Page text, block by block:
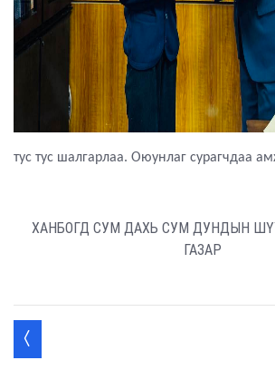
тус тус шалгарлаа. Оюунлаг сурагчдаа
ХАНБОГД СУМ ДАХЬ СУМ ДУНДЫН
ГАЗАР